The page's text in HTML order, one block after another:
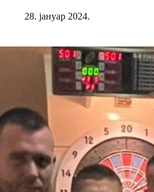
28. јануар 2024.